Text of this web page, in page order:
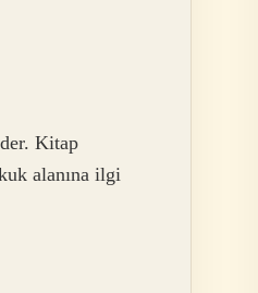
Kitap
alanına ilgi